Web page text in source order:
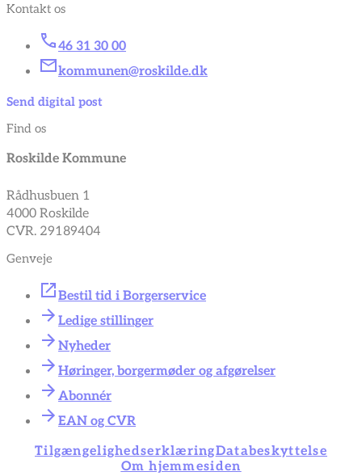
Kontakt os
46 31 30 00
kommunen@roskilde.dk
Send digital post
Find os
Roskilde Kommune
Rådhusbuen 1
4000 Roskilde
CVR. 29189404
Genveje
Bestil tid i Borgerservice
Ledige stillinger
Nyheder
Høringer, borgermøder og afgørelser
Abonnér
EAN og CVR
TilgængelighedserklæringDatabeskyttelse
Om hjemmesiden